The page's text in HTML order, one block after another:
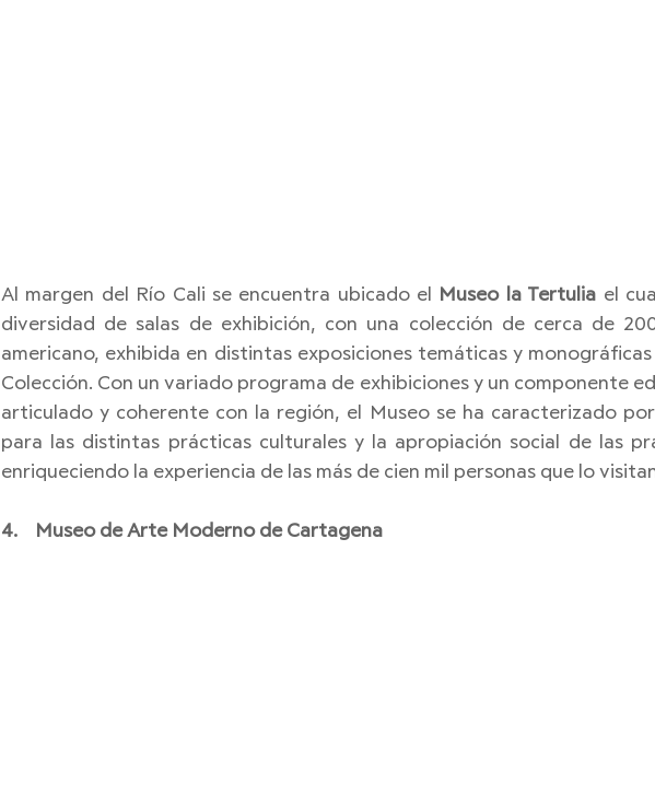
Al margen del Río Cali se encuentra ubicado el Museo la Tertulia el
diversidad de salas de exhibición, con una colección de cerca de
americano, exhibida en distintas exposiciones temáticas y monográficas
Colección. Con un variado programa de exhibiciones y un componente
articulado y coherente con la región, el Museo se ha caracterizado
para las distintas prácticas culturales y la apropiación social de las
enriqueciendo la experiencia de las más de cien mil personas que lo
4.    Museo de Arte Moderno de Cartagena